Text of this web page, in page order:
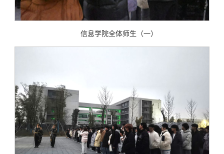
信息学院全体师生（一）